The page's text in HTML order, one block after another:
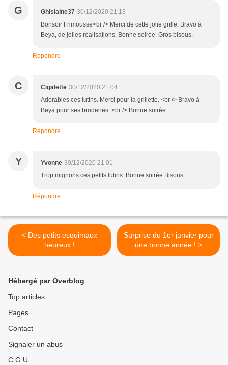
G Ghislaine37 30/12/2020 21:13
Bonsoir Frimousse<br /> Merci de cette jolie grille. Bravo à
Beya, de jolies réalisations. Bonne soirée. Gros bisous.
Répondre
C Cigalette 30/12/2020 21:04
Adorables ces lutins. Merci pour la grillette. <br /> Bravo à
Beya pour ses broderies. <br /> Bonne soirée.
Répondre
Y Yvonne 30/12/2020 21:01
Trop mignons ces petits lutins. Bonne soirée Bisous
Répondre
< Des petits esquimaux
heureux !
Surprise du 1er janvier pour
une bonne année ! >
Hébergé par Overblog
Top articles
Pages
Contact
Signaler un abus
C.G.U.